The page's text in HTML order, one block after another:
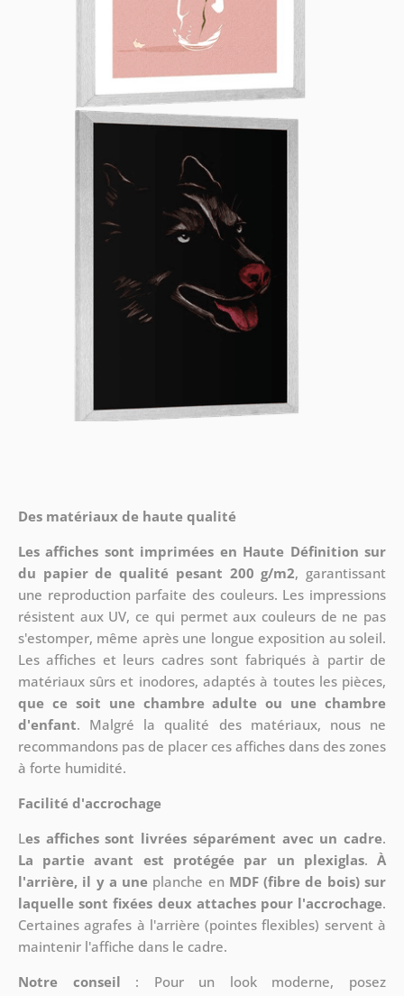
Des matériaux de haute qualité
Les affiches sont imprimées en Haute Définition sur
du papier de qualité pesant 200 g/m2, garantissant
une reproduction parfaite des couleurs. Les impressions
résistent aux UV, ce qui permet aux couleurs de ne pas
s'estomper, même après une longue exposition au soleil.
Les affiches et leurs cadres sont fabriqués à partir de
matériaux sûrs et inodores, adaptés à toutes les pièces,
que ce soit une chambre adulte ou une chambre
d'enfant. Malgré la qualité des matériaux, nous ne
recommandons pas de placer ces affiches dans des zones
à forte humidité.
Facilité d'accrochage
Les affiches sont livrées séparément avec un cadre.
La partie avant est protégée par un plexiglas.À
l'arrière, il y a une planche en MDF (fibre de bois) sur
laquelle sont fixées deux attaches pour l'accrochage.
Certaines agrafes à l'arrière (pointes flexibles) servent à
maintenir l'affiche dans le cadre.
Notre conseil : Pour un look moderne, posez